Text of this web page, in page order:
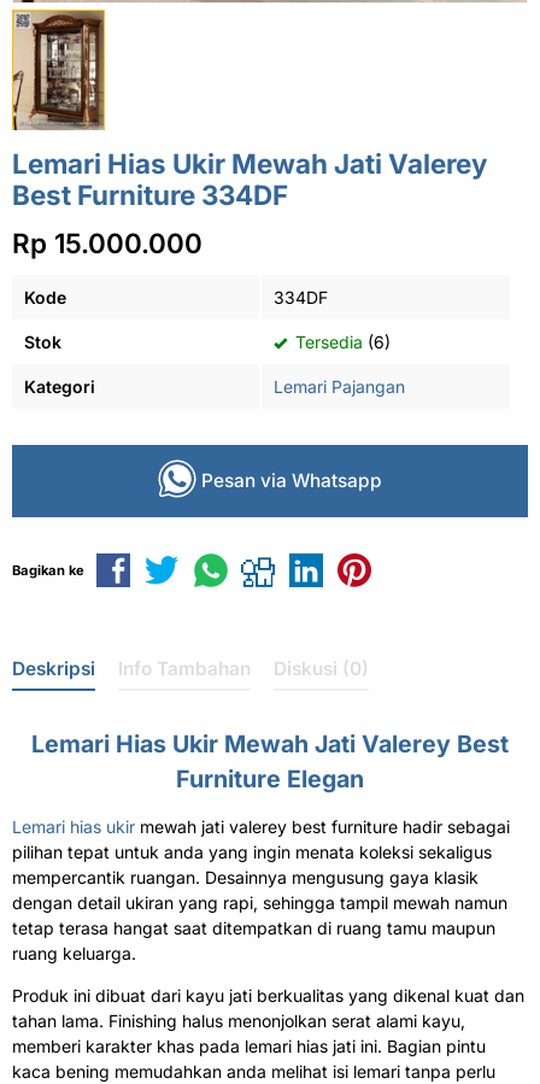
Lemari Hias Ukir Mewah Jati Valerey
Best Furniture 334DF
Rp 15.000.000
Kode 334DF
Stok Tersedia (6)
Kategori Lemari Pajangan
Pesan via Whatsapp
Bagikan ke
Deskripsi Info Tambahan Diskusi (0)
Lemari Hias Ukir Mewah Jati Valerey Best
Furniture Elegan
Lemari hias ukir mewah jati valerey best furniture hadir sebagai
pilihan tepat untuk anda yang ingin menata koleksi sekaligus
mempercantik ruangan. Desainnya mengusung gaya klasik
dengan detail ukiran yang rapi, sehingga tampil mewah namun
tetap terasa hangat saat ditempatkan di ruang tamu maupun
ruang keluarga.
Produk ini dibuat dari kayu jati berkualitas yang dikenal kuat dan
tahan lama. Finishing halus menonjolkan serat alami kayu,
memberi karakter khas pada lemari hias jati ini. Bagian pintu
kaca bening memudahkan anda melihat isi lemari tanpa perlu